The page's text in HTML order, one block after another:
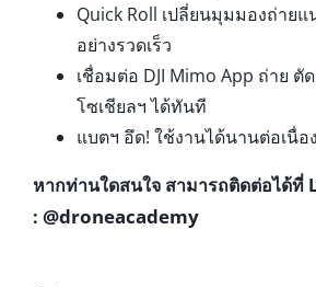
Quick Roll เปลี่ยนมุมมองถ่าย
อย่างรวดเร็ว
เชื่อมต่อ DJI Mimo App ถ่าย
โซเชียลฯ ได้ทันที
แบตฯ อึด! ใช้งานได้นานต่อเนื่อ
หากท่านใดสนใจ สามารถติดต่อได้ที่
: @droneacademy